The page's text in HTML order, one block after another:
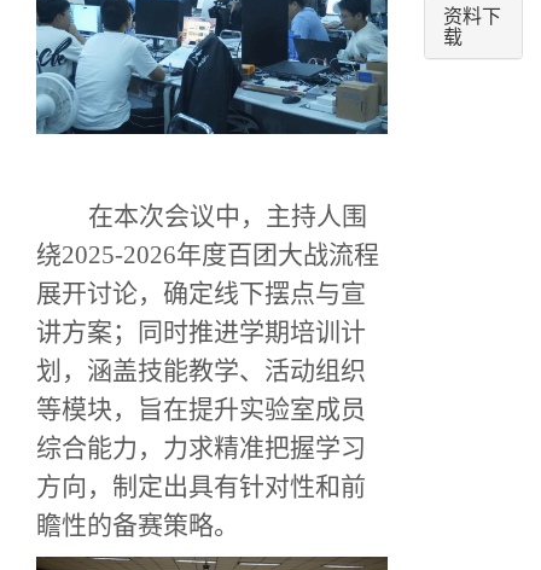
在本次会议中， 主持人 围
绕2025-2026年度百团大战流程
展开讨论，确定线下摆点与宣
讲方案；同时推进学期培训计
划，涵盖技能教学、活动组织
等模块，旨在提升实验室成员
综合能力，力求精准把握学习
方向，制定出具有针对性和前
瞻性的备赛策略。
资料下
载